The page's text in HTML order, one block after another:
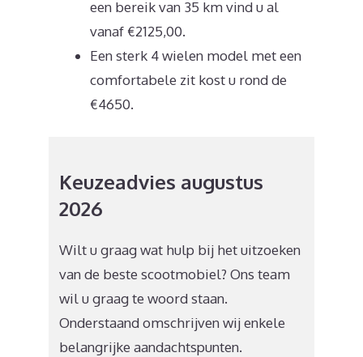
een bereik van 35 km vind u al
vanaf €2125,00.
Een sterk 4 wielen model met een
comfortabele zit kost u rond de
€4650.
Keuzeadvies augustus
2026
Wilt u graag wat hulp bij het uitzoeken
van de beste scootmobiel? Ons team
wil u graag te woord staan.
Onderstaand omschrijven wij enkele
belangrijke aandachtspunten.